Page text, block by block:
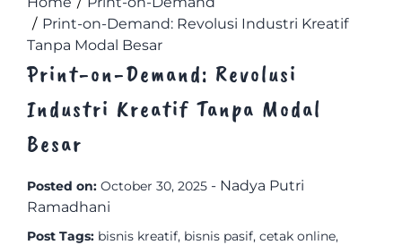
Print-on-Demand: Revolusi Industri Kreatif
Tanpa Modal Besar
Print-on-Demand: Revolusi
Industri Kreatif Tanpa Modal
Besar
Posted on: October 30, 2025 - Nadya Putri
Ramadhani
Post Tags: bisnis kreatif, bisnis pasif, cetak online,